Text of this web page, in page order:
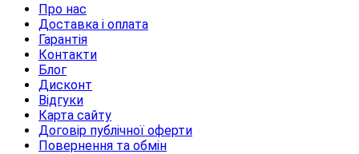
Про нас
Доставка і оплата
Гарантія
Контакти
Блог
Дисконт
Відгуки
Карта сайту
Договір публічної оферти
Повернення та обмін